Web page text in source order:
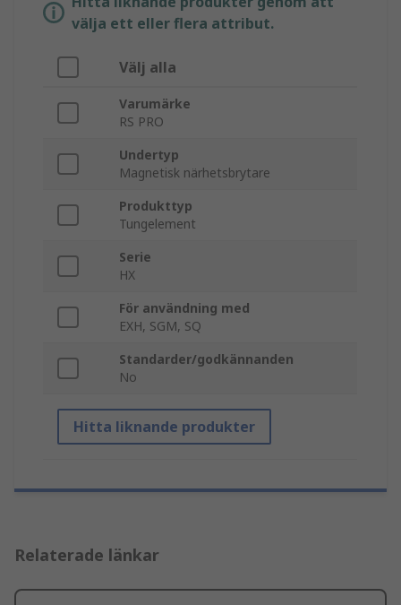
välja ett eller flera attribut.
Välj alla
Varumärke
RS PRO
Undertyp
Magnetisk närhetsbrytare
Produkttyp
Tungelement
Serie
HX
För användning med
EXH, SGM, SQ
Standarder/godkännanden
No
Hitta liknande produkter
Relaterade länkar